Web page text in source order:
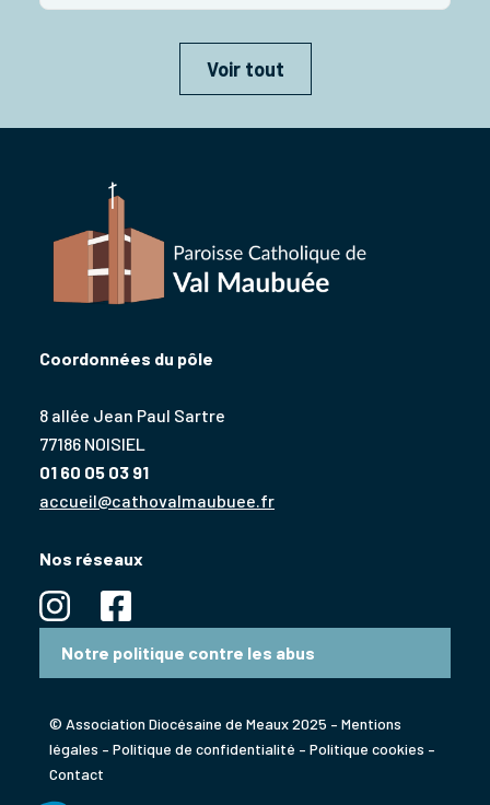
Voir tout
Coordonnées du pôle
8 allée Jean Paul Sartre
77186 NOISIEL
01 60 05 03 91
accueil@cathovalmaubuee.fr
Nos réseaux
Notre politique contre les abus
© Association Diocésaine de Meaux 2025 – Mentions
légales – Politique de confidentialité – Politique cookies –
Contact